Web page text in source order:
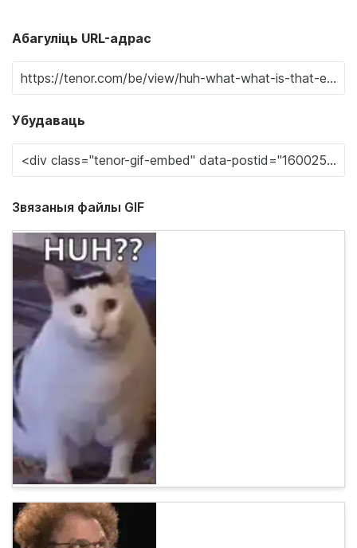
Абагуліць URL-адрас
Убудаваць
Звязаныя файлы GIF